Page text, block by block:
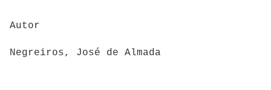
Autor
Negreiros, José de Almada